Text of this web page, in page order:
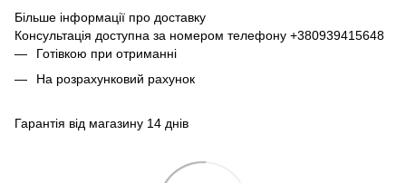
Більше інформації про доставку
Консультація доступна за номером телефону +380939415648
Готівкою при отриманні
На розрахунковий рахунок
Гарантія від магазину 14 днів